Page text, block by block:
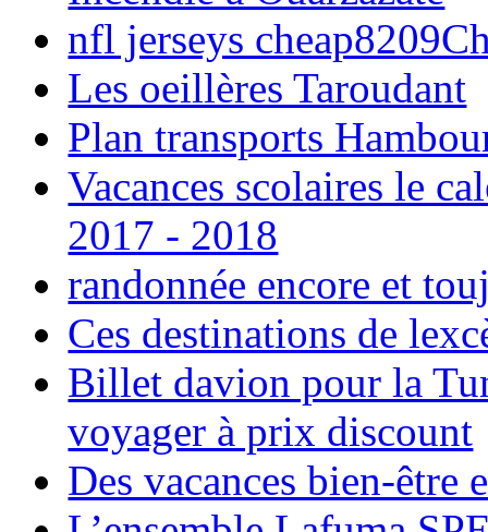
nfl jerseys
Les oeillères Taroudant
Plan transports
Vacances scolaires le
2017 - 2018
randonnée encore et
Ces destinations de
Billet davion pour la
voyager à prix discount
Des vacances bien-être